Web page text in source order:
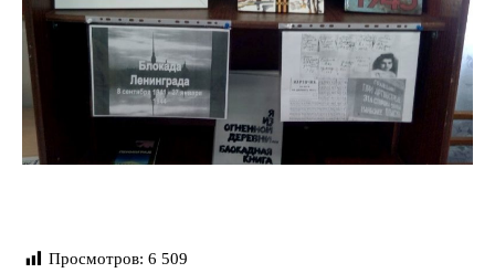
Просмотров: 6 509